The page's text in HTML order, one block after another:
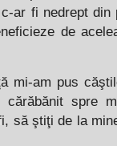
ar fi nedrept din
de
mi-am pus
cărăbănit spre
să ştiţi de la